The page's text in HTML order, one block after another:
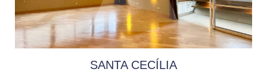
SANTA CECÍLIA